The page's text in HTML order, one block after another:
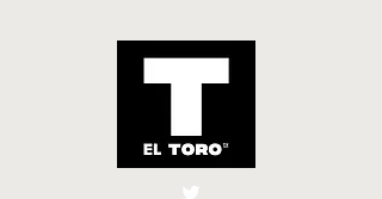
El Toro España